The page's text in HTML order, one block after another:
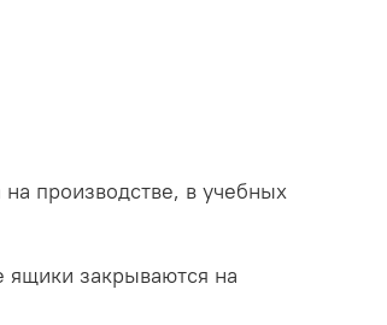
производстве, в учебных
закрываются на